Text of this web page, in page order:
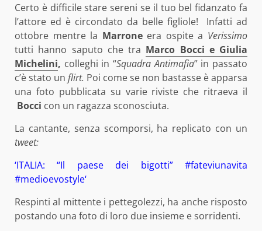
Certo è difficile stare sereni se il tuo bel fidanzato fa
l’attore ed è circondato da belle figliole! Infatti ad
ottobre mentre la Marroneera ospite a Verissimo
tutti hanno saputo che tra Marco Bocci e Giulia
Michelini, colleghi in “Squadra Antimafia” in passato
c’è stato un flirt. Poi come se non bastasse è apparsa
una foto pubblicata su varie riviste che ritraeva il
Bocci con un ragazza sconosciuta.
La cantante, senza scomporsi, ha replicato con un
tweet:
‘ITALIA: “Il paese dei bigotti” #fateviunavita
#medioevostyle‘
Respinti al mittente i pettegolezzi, ha anche risposto
postando una foto di loro due insieme e sorridenti.